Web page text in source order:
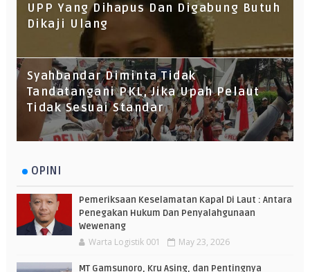
UPP Yang Dihapus Dan Digabung Butuh
Dikaji Ulang
Syahbandar Diminta Tidak
Tandatangani PKL, Jika Upah Pelaut
Tidak Sesuai Standar
OPINI
Pemeriksaan Keselamatan Kapal Di Laut : Antara
Penegakan Hukum Dan Penyalahgunaan
Wewenang
Warta Logistik 001 May 23, 2026
MT Gamsunoro, Kru Asing, dan Pentingnya